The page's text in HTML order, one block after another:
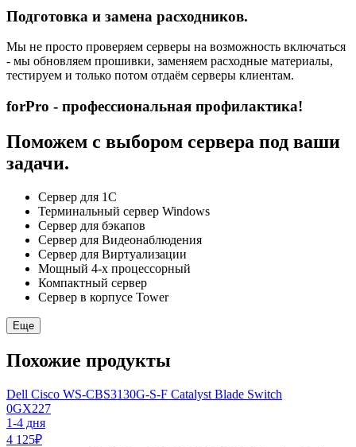
Подготовка и замена расходников.
Мы не просто проверяем серверы на возможность включаться
- мы обновляем прошивки, заменяем расходные материалы,
тестируем и только потом отдаём серверы клиентам.
forPro - профессиональная профилактика!
Поможем с выбором сервера под ваши
задачи.
Сервер для 1С
Терминальный сервер Windows
Сервер для бэкапов
Сервер для Видеонаблюдения
Сервер для Виртуализации
Мощный 4-х процессорный
Компактный сервер
Сервер в корпусе Tower
Еще
Похожие продукты
Dell Cisco WS-CBS3130G-S-F Catalyst Blade Switch
0GX227
1-4 дня
4 125₽